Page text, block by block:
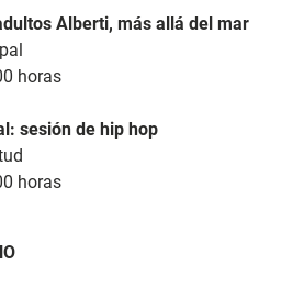
Alberti, más allá del mar
horas
sesión de hip hop
horas